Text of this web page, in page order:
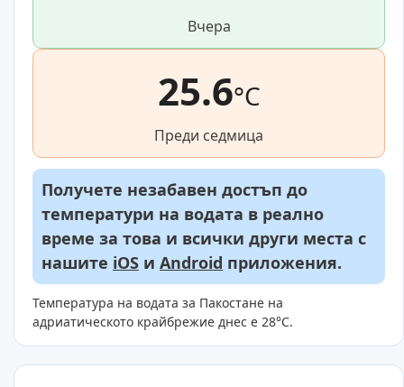
Вчера
25.6°C
Преди седмица
Получете незабавен достъп до
температури на водата в реално
време за това и всички други места с
нашите iOS и Android приложения.
Температура на водата за Пакостане на
адриатическото крайбрежие днес е 28°C.